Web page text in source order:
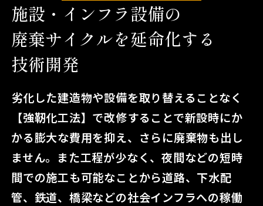
施設・インフラ設備の
廃棄サイクルを延命化する
技術開発
劣化した建造物や設備を取り替えることなく
【強靭化工法】で改修することで新設時にか
かる膨大な費用を抑え、さらに廃棄物も出し
ません。また工程が少なく、夜間などの短時
間での施工も可能なことから道路、下水配
管、鉄道、橋梁などの社会インフラへの稼働